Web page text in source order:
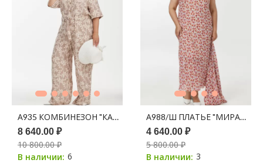
А935 КОМБИНЕЗОН "КАЛЕУС" ЛАТТЕ ПРИНТ МОЛОЧНЫЕ
8 640.00 ₽
10 800.00 ₽
В наличии: 6
А988/Ш ПЛАТЬЕ "МИРАЖ"
4 640.00 ₽
5 800.00 ₽
В наличии: 3